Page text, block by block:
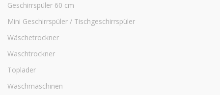
Geschirrspüler 60 cm
Mini Geschirrspüler / Tischgeschirrspüler
Wäschetrockner
Waschtrockner
Toplader
Waschmaschinen